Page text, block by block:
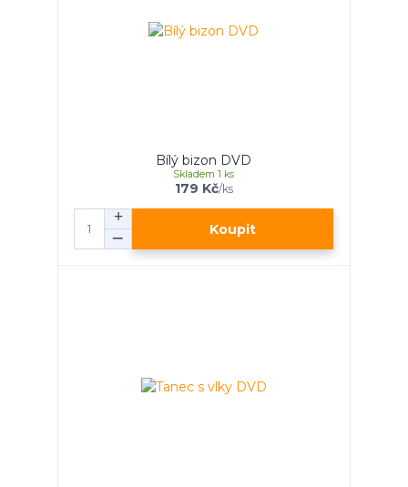
Bílý bizon DVD
179 Kč/ks
Skladem 1 ks
Koupit